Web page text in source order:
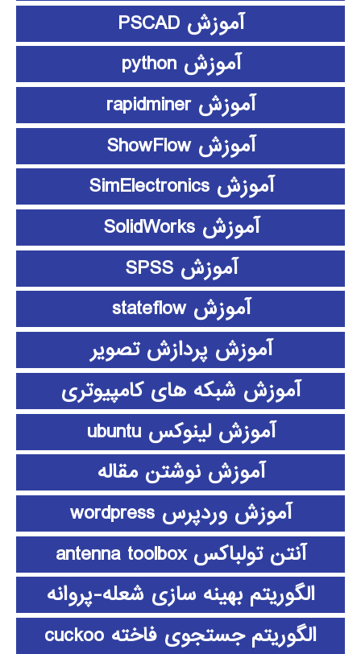
آموزش PSCAD
آموزش python
آموزش rapidminer
آموزش ShowFlow
آموزش SimElectronics
آموزش SolidWorks
آموزش SPSS
آموزش stateflow
آموزش پردازش تصویر
آموزش شبکه های کامپیوتری
آموزش لینوکس ubuntu
آموزش نوشتن مقاله
آموزش وردپرس wordpress
آنتن تولباکس antenna toolbox
الگوریتم بهینه سازی شعله-پروانه
الگوریتم جستجوی فاخته cuckoo